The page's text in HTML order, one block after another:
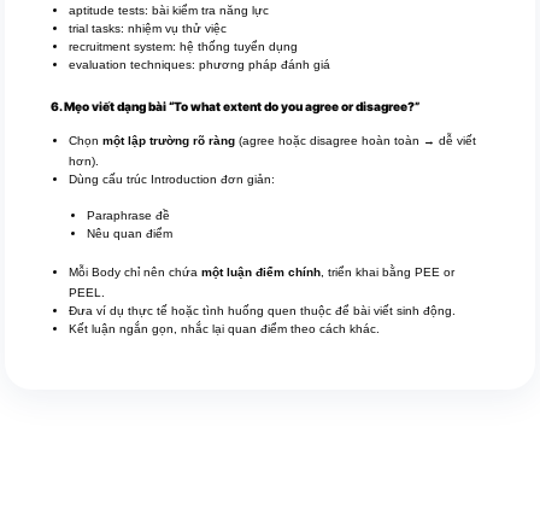
aptitude tests: bài kiểm tra năng lực
trial tasks: nhiệm vụ thử việc
recruitment system: hệ thống tuyển dụng
evaluation techniques: phương pháp đánh giá
6. Mẹo viết dạng bài “To what extent do you agree or disagree?”
Chọnmột lập trường rõ ràng (agree hoặc disagree hoàn toàn → dễ viết
hơn).
Dùng cấu trúc Introduction đơn giản:
Paraphrase đề
Nêu quan điểm
Mỗi Body chỉ nên chứamột luận điểm chính , triển khai bằng PEE or
PEEL.
Đưa ví dụ thực tế hoặc tình huống quen thuộc để bài viết sinh động.
Kết luận ngắn gọn, nhắc lại quan điểm theo cách khác.